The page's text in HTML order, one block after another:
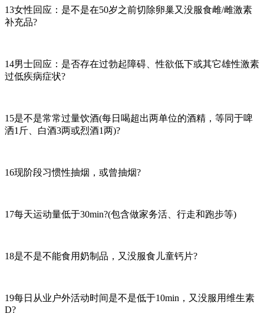
13女性回应：是不是在50岁之前切除卵巢又没服食雌/雌激素
补充品?
14男士回应：是否存在过勃起障碍、性欲低下或其它雄性激素
过低疾病症状?
15是不是常常过量饮酒(每日喝超出两单位的酒精，等同于啤
洒1斤、白酒3两或烈酒1两)?
16现阶段习惯性抽烟，或曾抽烟?
17每天运动量低于30min?(包含做家务活、行走和跑步等)
18是不是不能食用奶制品，又没服食儿童钙片?
19每日从业户外活动时间是不是低于10min，又没服用维生素
D?